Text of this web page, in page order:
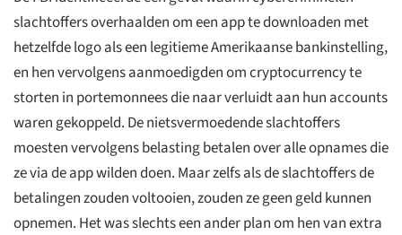
slachtoffers overhaalden om een app te downloaden met
hetzelfde logo als een legitieme Amerikaanse bankinstelling,
en hen vervolgens aanmoedigden om cryptocurrency te
storten in portemonnees die naar verluidt aan hun accounts
waren gekoppeld. De nietsvermoedende slachtoffers
moesten vervolgens belasting betalen over alle opnames die
ze via de app wilden doen. Maar zelfs als de slachtoffers de
betalingen zouden voltooien, zouden ze geen geld kunnen
opnemen. Het was slechts een ander plan om hen van extra